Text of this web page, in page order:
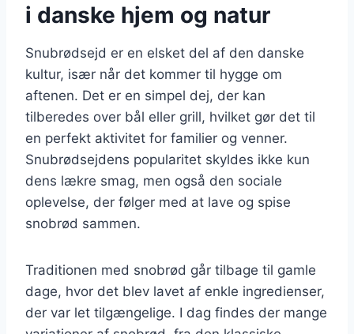
i danske hjem og natur
Snubrødsejd er en elsket del af den danske
kultur, især når det kommer til hygge om
aftenen. Det er en simpel dej, der kan
tilberedes over bål eller grill, hvilket gør det til
en perfekt aktivitet for familier og venner.
Snubrødsejdens popularitet skyldes ikke kun
dens lækre smag, men også den sociale
oplevelse, der følger med at lave og spise
snobrød sammen.
Traditionen med snobrød går tilbage til gamle
dage, hvor det blev lavet af enkle ingredienser,
der var let tilgængelige. I dag findes der mange